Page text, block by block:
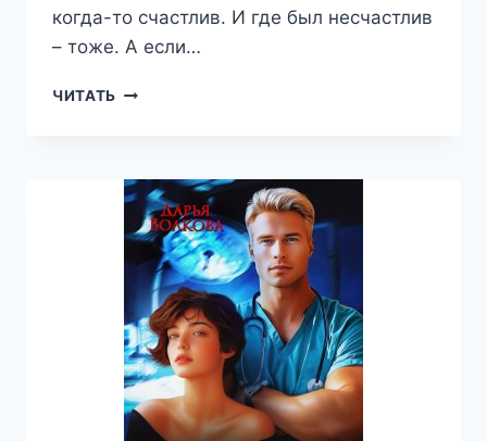
когда-то счастлив. И где был несчастлив
– тоже. А если…
ЧИТАТЬ ВСТРЕЧНЫЕ
ВОЛКОВА